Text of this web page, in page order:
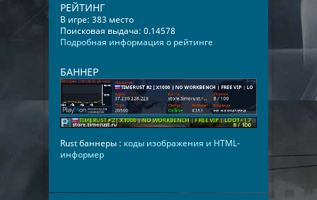
РЕЙТИНГ
В игре: 383 место
Поисковая выдача: 0.14578
Подробная информация о рейтинге
БАННЕР
Rust баннеры : коды изображения и HTML-
информер